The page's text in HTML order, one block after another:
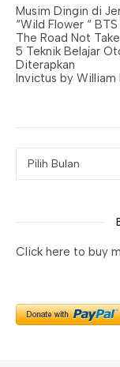
Musim Dingin di
“Wild Flower “
The Road Not
5 Teknik Belajar
Diterapkan
Invictus by William
Click here to buy